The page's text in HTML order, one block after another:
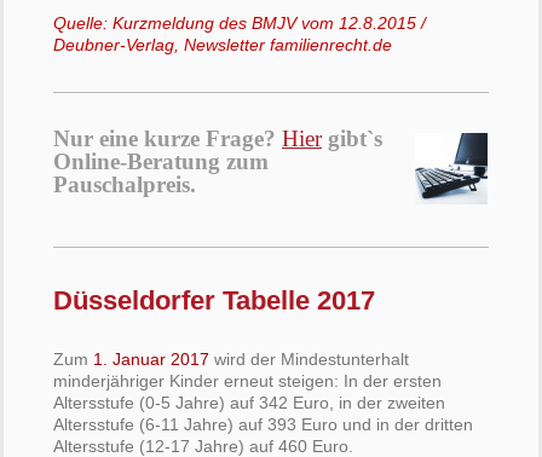
Quelle: Kurzmeldung des BMJV vom 12.8.2015 /
Deubner-Verlag, Newsletter familienrecht.de
Nur eine kurze Frage? Hier gibt`s
Online-Beratung zum
Pauschalpreis.
Düsseldorfer Tabelle 2017
Zum 1. Januar 2017 wird der Mindestunterhalt
minderjähriger Kinder erneut steigen: In der ersten
Altersstufe (0-5 Jahre) auf 342 Euro, in der zweiten
Altersstufe (6-11 Jahre) auf 393 Euro und in der dritten
Altersstufe (12-17 Jahre) auf 460 Euro.